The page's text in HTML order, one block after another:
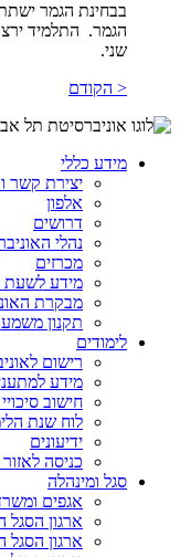
בבחינת הגמר
הגמר. התלמיד
שני.
< הקודם
מידע כללי
יצירת קשר
אלפון
דרושים
נהלי
מכרזים
מידע לשעת
מבקרת
תקנון
לימודים
רישום
מידע
חישוב
לוח שנת
ידיעונים
כניסה
סגל ומינהלה
אגפים
ארגון הסגל
ארגון הסגל